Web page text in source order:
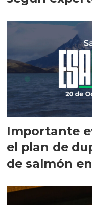
Importante
el plan de
de salmón